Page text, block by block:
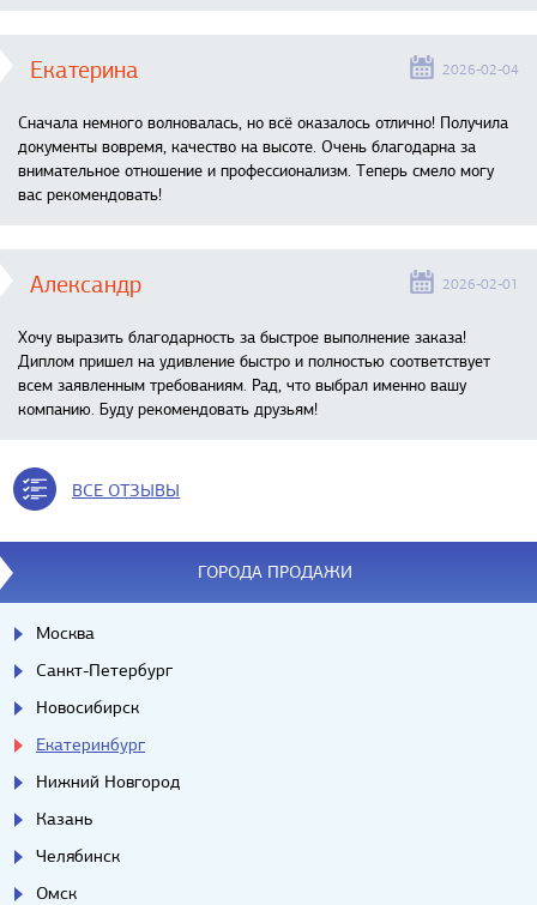
Екатерина 2026-02-04
Сначала немного волновалась, но всё оказалось отлично! Получила
документы вовремя, качество на высоте. Очень благодарна за
внимательное отношение и профессионализм. Теперь смело могу
вас рекомендовать!
Александр 2026-02-01
Хочу выразить благодарность за быстрое выполнение заказа!
Диплом пришел на удивление быстро и полностью соответствует
всем заявленным требованиям. Рад, что выбрал именно вашу
компанию. Буду рекомендовать друзьям!
ВСЕ ОТЗЫВЫ
ГОРОДА ПРОДАЖИ
Москва
Санкт-Петербург
Новосибирск
Екатеринбург
Нижний Новгород
Казань
Челябинск
Омск